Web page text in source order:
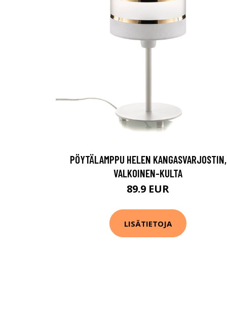
PÖYTÄLAMPPU HELEN KANGASVARJOSTIN,
VALKOINEN-KULTA
89.9 EUR
LISÄTIETOJA